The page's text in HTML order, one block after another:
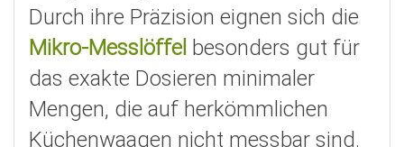
Durch ihre Präzision eignen sich die
Mikro-Messlöffel besonders gut für
das exakte Dosieren minimaler
Mengen, die auf herkömmlichen
Küchenwaagen nicht messbar sind.